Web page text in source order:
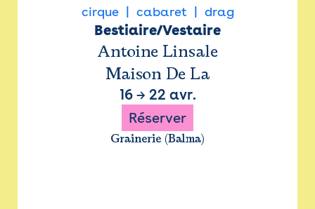
cirque cabaret drag
Bestiaire/Vestaire
Antoine Linsale
Maison De La
16→ 22 avr.
Réserver
Grainerie (Balma)